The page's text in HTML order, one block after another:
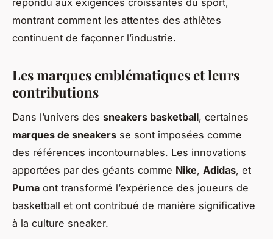
répondu aux exigences croissantes du sport,
montrant comment les attentes des athlètes
continuent de façonner l’industrie.
Les marques emblématiques et leurs
contributions
Dans l’univers des sneakers basketball, certaines
marques de sneakers se sont imposées comme
des références incontournables. Les innovations
apportées par des géants comme Nike, Adidas, et
Puma ont transformé l’expérience des joueurs de
basketball et ont contribué de manière significative
à la culture sneaker.